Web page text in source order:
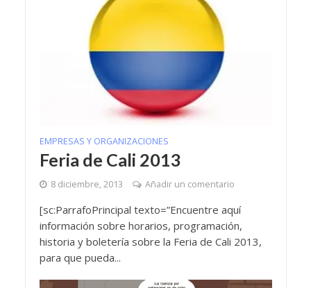
EMPRESAS Y ORGANIZACIONES
Feria de Cali 2013
8 diciembre, 2013 Añadir un comentario
[sc:ParrafoPrincipal texto=”Encuentre aquí
información sobre horarios, programación,
historia y boletería sobre la Feria de Cali 2013,
para que pueda...